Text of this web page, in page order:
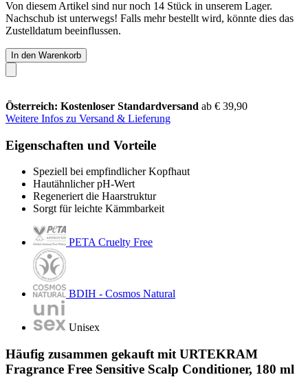
Von diesem Artikel sind nur noch 14 Stück in unserem Lager.
Nachschub ist unterwegs! Falls mehr bestellt wird, könnte dies das
Zustelldatum beeinflussen.
In den Warenkorb
Österreich: Kostenloser Standardversand ab € 39,90
Weitere Infos zu Versand & Lieferung
Eigenschaften und Vorteile
Speziell bei empfindlicher Kopfhaut
Hautähnlicher pH-Wert
Regeneriert die Haarstruktur
Sorgt für leichte Kämmbarkeit
PETA Cruelty Free
BDIH - Cosmos Natural
Unisex
Häufig zusammen gekauft mit URTEKRAM
Fragrance Free Sensitive Scalp Conditioner, 180 ml